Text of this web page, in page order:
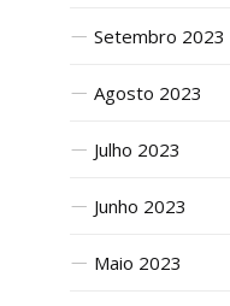
Setembro 2023
Agosto 2023
Julho 2023
Junho 2023
Maio 2023